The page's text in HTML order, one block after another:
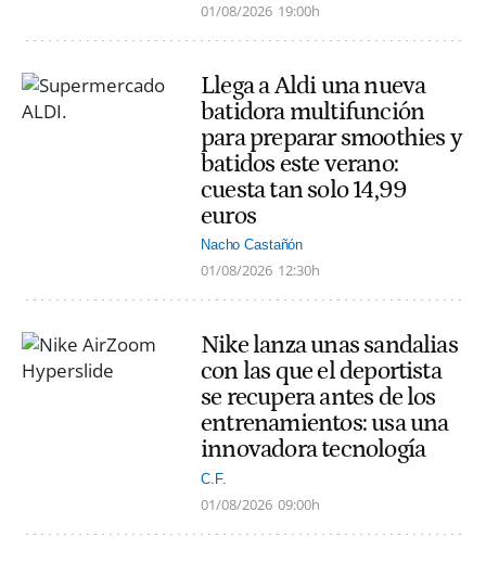
01/08/2026 19:00h
Llega a Aldi una nueva
batidora multifunción
para preparar smoothies y
batidos este verano:
cuesta tan solo 14,99
euros
Nacho Castañón
01/08/2026 12:30h
Nike lanza unas sandalias
con las que el deportista
se recupera antes de los
entrenamientos: usa una
innovadora tecnología
C.F.
01/08/2026 09:00h